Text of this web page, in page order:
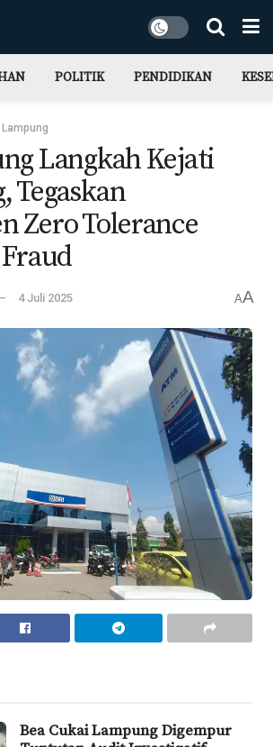
POLITIK PENDIDIKAN
Lampung
Langkah Kejati
Tegaskan
Zero Tolerance
4 Juli 2025 AA
Bea Cukai Lampung Digempur